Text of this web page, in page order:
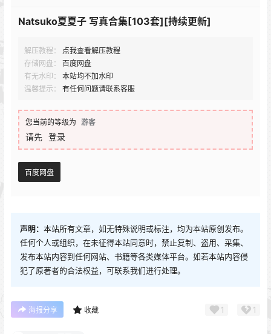
Natsuko夏夏子 写真合集[103套][持续更新]
解压教程：
点我查看解压教程
存储网盘：
百度网盘
有无水印：
本站均不加水印
温馨提示：
有任何问题请联系客服
您当前的等级为 游客
请先 登录
百度网盘
声明： 本站所有文章，如无特殊说明或标注，均为本站原创发布。
任何个人或组织，在未征得本站同意时，禁止复制、盗用、采集、
发布本站内容到任何网站、书籍等各类媒体平台。如若本站内容侵
犯了原著者的合法权益，可联系我们进行处理。
海报分享 收藏 1 1